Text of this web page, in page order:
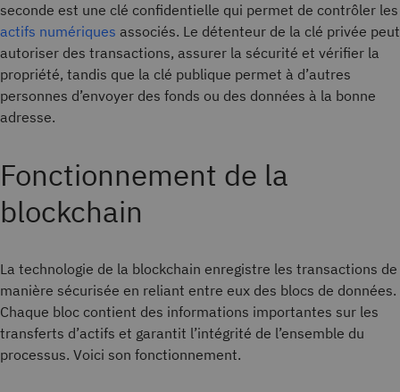
seconde est une clé confidentielle qui permet de contrôler les
actifs numériques associés. Le détenteur de la clé privée peut
autoriser des transactions, assurer la sécurité et vérifier la
propriété, tandis que la clé publique permet à d’autres
personnes d’envoyer des fonds ou des données à la bonne
adresse.
Fonctionnement de la
blockchain
La technologie de la blockchain enregistre les transactions de
manière sécurisée en reliant entre eux des blocs de données.
Chaque bloc contient des informations importantes sur les
transferts d’actifs et garantit l’intégrité de l’ensemble du
processus. Voici son fonctionnement.